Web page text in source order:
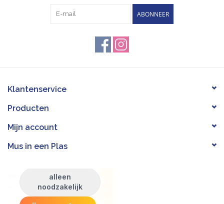
ABONNEER
Klantenservice
Producten
Mijn account
Mus in een Plas